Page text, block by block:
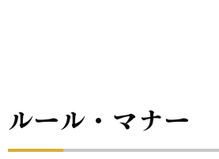
ルール・マナー